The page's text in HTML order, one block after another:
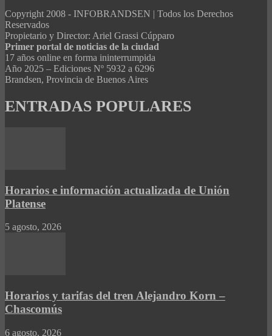
Copyright 2008 - INFOBRANDSEN | Todos los Derechos
Reservados
Propietario y Director: Ariel Grassi Cúpparo
Primer portal de noticias de la ciudad
17 años online en forma ininterrumpida
Año 2025 – Ediciones Nº 5932 a 6296
Brandsen, Provincia de Buenos Aires
ENTRADAS POPULARES
Horarios e información actualizada de Unión
Platense
5 agosto, 2026
Horarios y tarifas del tren Alejandro Korn –
Chascomús
6 agosto, 2026